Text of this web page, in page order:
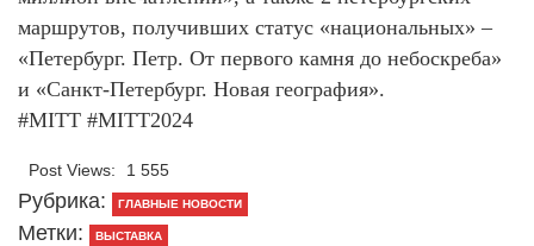
маршрутов, получивших статус «национальных» –
«Петербург. Петр. От первого камня до небоскреба»
и «Санкт‑Петербург. Новая география».
#MITT #MITT2024
Post Views: 1 555
Рубрика: ГЛАВНЫЕ НОВОСТИ
Метки: ВЫСТАВКА